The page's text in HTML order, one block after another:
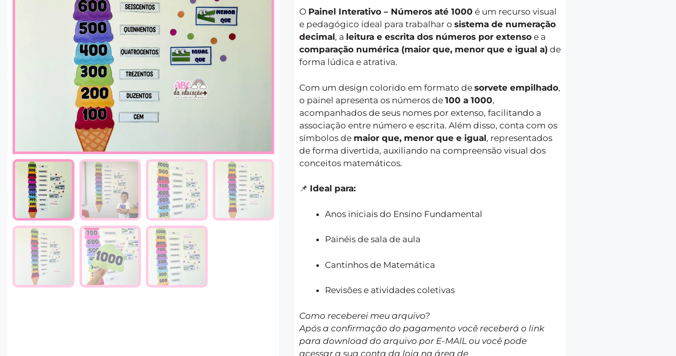
O Painel Interativo – Números até 1000 é um recurso visual
e pedagógico ideal para trabalhar o sistema de numeração
decimal, a leitura e escrita dos números por extenso e a
comparação numérica (maior que, menor que e igual a) de
forma lúdica e atrativa.
Com um design colorido em formato de sorvete empilhado,
o painel apresenta os números de 100 a 1000,
acompanhados de seus nomes por extenso, facilitando a
associação entre número e escrita. Além disso, conta com os
símbolos de maior que, menor que e igual, representados
de forma divertida, auxiliando na compreensão visual dos
conceitos matemáticos.
📌 Ideal para:
Anos iniciais do Ensino Fundamental
Painéis de sala de aula
Cantinhos de Matemática
Revisões e atividades coletivas
Como receberei meu arquivo?
Após a confirmação do pagamento você receberá o link
para download do arquivo por E-MAIL ou você pode
acessar a sua conta da loja na área de